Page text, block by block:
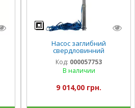
Насос заглибний
свердловинний
відцентровий Vitals aqua 3-
28DC 3190-1.9r
Код: 000057753
В наличии
9 014,00 грн.